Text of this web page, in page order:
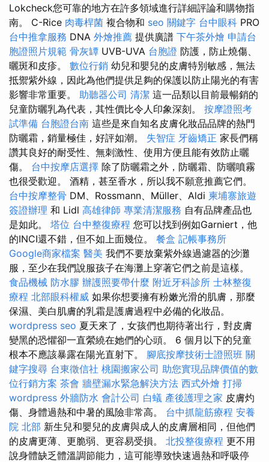
Lokcheck您可靠的地方在許多領域進行詳細評論和購物指
南。 C-Rice 肉毒桿菌 複合物和 seo 關鍵字 台中眼科 PRO
台中推拿服務 DNA 外燴推薦 提供廣譜 下午茶外燴 申請台
胞證照片規範 骨灰罈 UVB-UVA 台胞證 防護，防止燒傷、
曬斑和皮疹。 數位行銷 幼兒和嬰兒的皮膚特別敏感，無法
抵禦紫外線，因此為他們提供足夠的保護以防止陽光的有害
影響非常重要。 助聽器公司 清潔 這一品類以目前最暢銷的
兒童防曬乳為代表，其性價比令人印象深刻。 按摩證照考
試準備 台胞證台南 這些是來自知名皮膚化妝品品牌的熱門
防曬霜，銷量極佳，好評如潮。 失智症 牙齒矯正 家長們稱
讚其良好的耐受性、無刺激性、使用方便且能有效防止曬
傷。 台中按摩店選擇 除了防曬霜之外，防曬霜、防曬噴霧
也很受歡迎。 酒精，甚至香水，所以我不願意推薦它們。
台中按摩整骨 DM、Rossmann、Müller、Aldi 柬埔寨旅遊
簽證辦理 和 Lidl 高雄律師 專業清潔服務 自有品牌產品也
是如此。 塔位 台中整復療程 您可以找到例如Garniert，他
的INCI還不錯，但不如上面幾位。 餐盒 記帳事務所
Google商家檔案 醫美 我們不要放棄紫外線過濾器的沙灘
服，至少在我們說服孩子在海灘上穿著它們之前是這樣。
食品機械 防水膠 辦護照要帶什麼 附近牙科診所 士林整復
療程 北部眼科權威 如果你想要擁有粉嫩光滑的肌膚，那麼
保濕、美白肌膚的乳霜是護膚過程中必備的化妝品。
wordpress seo 夏天來了，女孩們也期待著出行，對皮膚
變黑的恐懼卻一直縈繞在她們的心頭。 6 個月以下的兒童
根本不應該暴露在陽光直射下。 腳底按摩技術士證照班 關
鍵字搜尋 台東徵信社 桃園搬家公司 助您實現品牌價值的數
位行銷方案 茶會 牆壁漏水緊急解決方法 西式外燴 打掃
wordpress 外牆防水 會計公司 白蟻 產後護理之家 皮膚灼
傷、身體過熱和中暑的風險非常高。 台中抓龍筋療程 安養
院 北部 新生兒和嬰兒的皮膚與成人的皮膚層相同，但他們
的皮膚更薄、更脆弱、更容易受損。 北投整復療程 更不用
說身體缺乏體溫調節能力，這可能導致快速過熱和呼吸停